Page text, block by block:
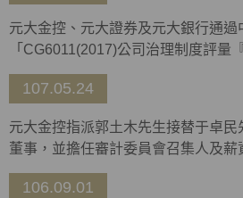
元大金控、元大證券及元大銀行通過
「CG6011(2017)公司治理制度評量
107.05.24
元大金控指派郭土木先生接替于卓
董事，並擔任審計委員會召集人及薪
106.09.01